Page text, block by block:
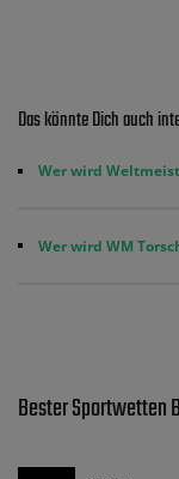
Das könnte Dich auch
Wer wird
Wer wird WM
Bester Sportwetten